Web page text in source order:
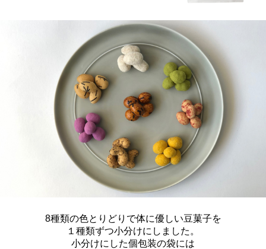
8種類の色とりどりで体に優しい豆菓子を
１種類ずつ小分けにしました。
小分けにした個包装の袋には